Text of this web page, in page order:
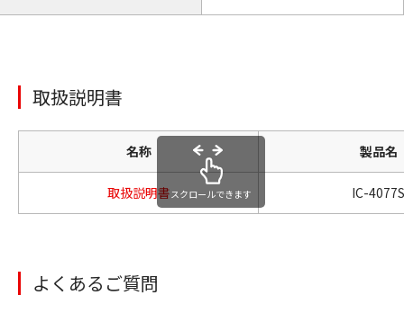
取扱説明書
名称 製品名
取扱説明書 IC-4077S
スクロールできます
よくあるご質問